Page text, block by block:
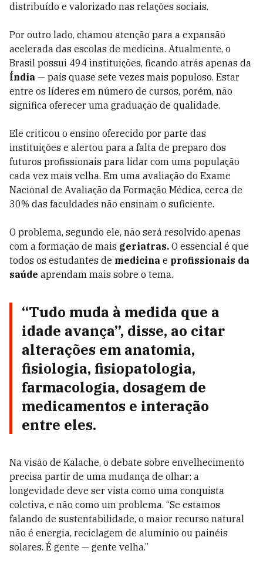
distribuído e valorizado nas relações sociais.
Por outro lado, chamou atenção para a expansão
acelerada das escolas de medicina. Atualmente, o
Brasil possui 494 instituições, ficando atrás apenas da
Índia — país quase sete vezes mais populoso. Estar
entre os líderes em número de cursos, porém, não
significa oferecer uma graduação de qualidade.
Ele criticou o ensino oferecido por parte das
instituições e alertou para a falta de preparo dos
futuros profissionais para lidar com uma população
cada vez mais velha. Em uma avaliação do Exame
Nacional de Avaliação da Formação Médica, cerca de
30% das faculdades não ensinam o suficiente.
O problema, segundo ele, não será resolvido apenas
com a formação de mais geriatras. O essencial é que
todos os estudantes de medicina e profissionais da
saúde aprendam mais sobre o tema.
“Tudo muda à medida que a
idade avança”, disse, ao citar
alterações em anatomia,
fisiologia, fisiopatologia,
farmacologia, dosagem de
medicamentos e interação
entre eles.
Na visão de Kalache, o debate sobre envelhecimento
precisa partir de uma mudança de olhar: a
longevidade deve ser vista como uma conquista
coletiva, e não como um problema. “Se estamos
falando de sustentabilidade, o maior recurso natural
não é energia, reciclagem de alumínio ou painéis
solares. É gente — gente velha.”